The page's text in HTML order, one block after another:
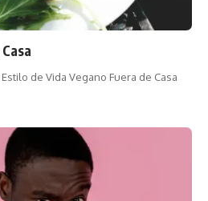
de Vida Vegano Fuera de Casa